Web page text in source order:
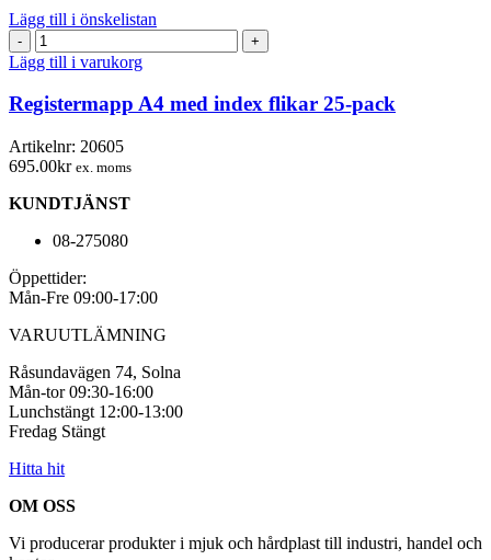
Lägg till i önskelistan
Registermapp
A4
med
index
flikar
25-
pack
mängd
Lägg till i varukorg
Registermapp A4 med index flikar 25-pack
Artikelnr: 20605
695.00kr ex. moms
KUNDTJÄNST
08-275080
Öppettider:
Mån-Fre 09:00-17:00
VARUUTLÄMNING
Råsundavägen 74, Solna
Mån-tor 09:30-16:00
Lunchstängt 12:00-13:00
Fredag Stängt
Hitta hit
OM OSS
Vi producerar produkter i mjuk och hårdplast till industri, handel och